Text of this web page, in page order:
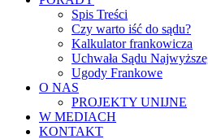
Spis Treści
Czy warto iść do sądu?
Kalkulator frankowicza
Uchwała Sądu
Ugody Frankowe
O NAS
PROJEKTY UNIJNE
W MEDIACH
KONTAKT